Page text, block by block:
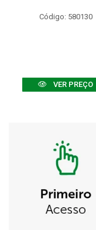
Código: 580130
VER PREÇO